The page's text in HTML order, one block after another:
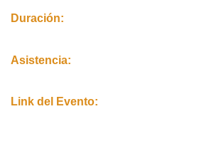
Duración:
Asistencia:
Link del Evento: